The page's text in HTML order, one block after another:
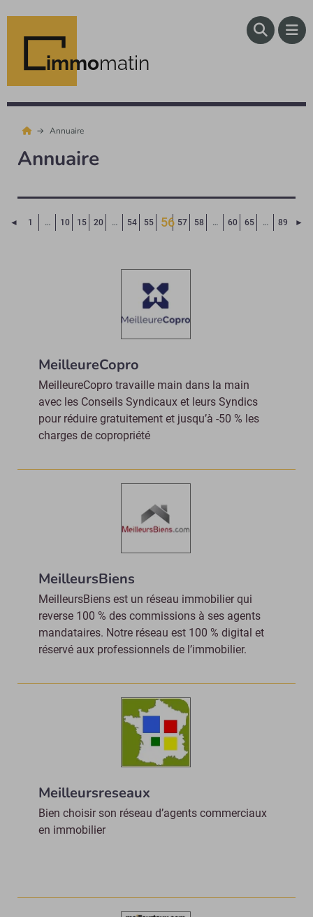
immomatin
Annuaire
Annuaire
◄ Page précédente
1 … 10 15 20 … 54 55
56 57 58 … 60 65 … 89 ►
MeilleureCopro
MeilleureCopro travaille main dans la main
avec les Conseils Syndicaux et leurs Syndics
pour réduire gratuitement et jusqu’à -50 % les
charges de copropriété
MeilleursBiens
MeilleursBiens est un réseau immobilier qui
reverse 100 % des commissions à ses agents
mandataires. Notre réseau est 100 % digital et
réservé aux professionnels de l’immobilier.
Meilleursreseaux
Bien choisir son réseau d’agents commerciaux
en immobilier